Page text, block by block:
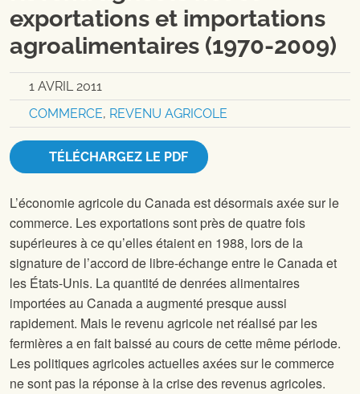
exportations et importations
agroalimentaires (1970-2009)
1 AVRIL 2011
COMMERCE, REVENU AGRICOLE
TÉLÉCHARGEZ LE PDF
L’économie agricole du Canada est désormais axée sur le
commerce. Les exportations sont près de quatre fois
supérieures à ce qu’elles étaient en 1988, lors de la
signature de l’accord de libre-échange entre le Canada et
les États-Unis. La quantité de denrées alimentaires
importées au Canada a augmenté presque aussi
rapidement. Mais le revenu agricole net réalisé par les
fermières a en fait baissé au cours de cette même période.
Les politiques agricoles actuelles axées sur le commerce
ne sont pas la réponse à la crise des revenus agricoles.